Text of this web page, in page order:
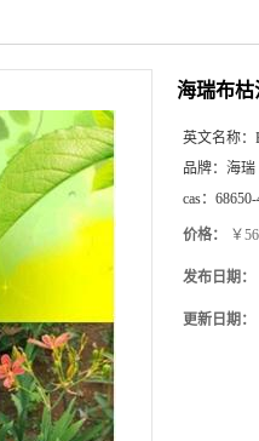
海瑞布枯
英文名称：
品牌： 海瑞
cas：
价格： ￥
发布日期：
更新日期：